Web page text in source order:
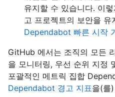
유지할 수 있습니다. 이
고 프로젝트의 보안을 유
Dependabot 빠른 시작
GitHub 에서는 조직의 모든
을 모니터링, 우선 순위 지정
포괄적인 메트릭 집합
Dependabot 경고 지표을(를